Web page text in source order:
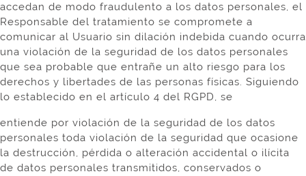
accedan de modo fraudulento a los datos personales, el
Responsable del tratamiento se compromete a
comunicar al Usuario sin dilación indebida cuando ocurra
una violación de la seguridad de los datos personales
que sea probable que entrañe un alto riesgo para los
derechos y libertades de las personas físicas. Siguiendo
lo establecido en el artículo 4 del RGPD, se
entiende por violación de la seguridad de los datos
personales toda violación de la seguridad que ocasione
la destrucción, pérdida o alteración accidental o ilícita
de datos personales transmitidos, conservados o